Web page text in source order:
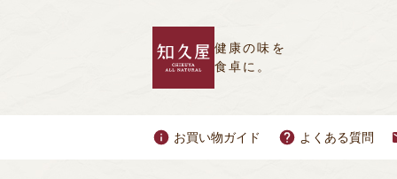
健康の味を
食卓に。
お買い物ガイド よくある質問